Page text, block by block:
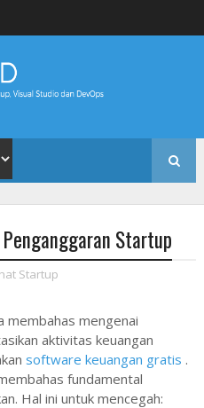
Startup
Startup
membahas mengenai
aktivitas keuangan
software keuangan gratis .
fundamental
Hal ini untuk mencegah: